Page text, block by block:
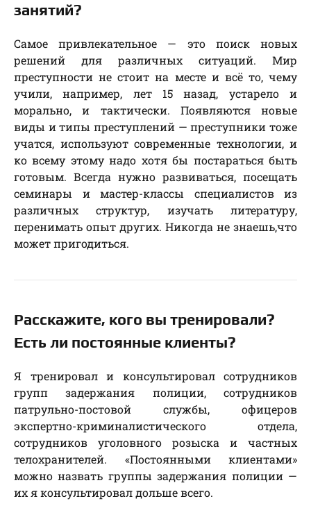
занятий?
Самое привлекательное — это поиск новых
решений для различных ситуаций. Мир
преступности не стоит на месте и всё то, чему
учили, например, лет 15 назад, устарело и
морально, и тактически. Появляются новые
виды и типы преступлений — преступники тоже
учатся, используют современные технологии, и
ко всему этому надо хотя бы постараться быть
готовым. Всегда нужно развиваться, посещать
семинары и мастер-классы специалистов из
различных структур, изучать литературу,
перенимать опыт других. Никогда не знаешь,что
может пригодиться.
Расскажите, кого вы тренировали?
Есть ли постоянные клиенты?
Я тренировал и консультировал сотрудников
групп задержания полиции, сотрудников
патрульно-постовой службы, офицеров
экспертно-криминалистического отдела,
сотрудников уголовного розыска и частных
телохранителей. «Постоянными клиентами»
можно назвать группы задержания полиции —
их я консультировал дольше всего.